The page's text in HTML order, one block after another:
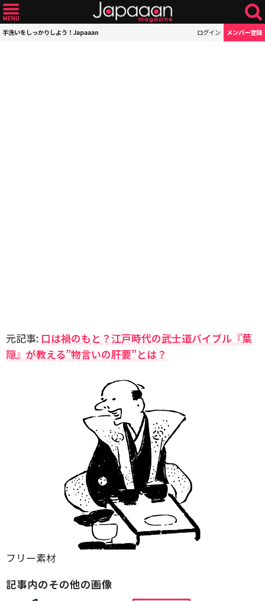
手洗いをしっかりしよう！Japaaan ログイン メンバー登録
元記事: 口は禍のもと？江戸時代の武士道バイブル『葉
隠』が教える”物言いの肝要”とは？
フリー素材
記事内のその他の画像